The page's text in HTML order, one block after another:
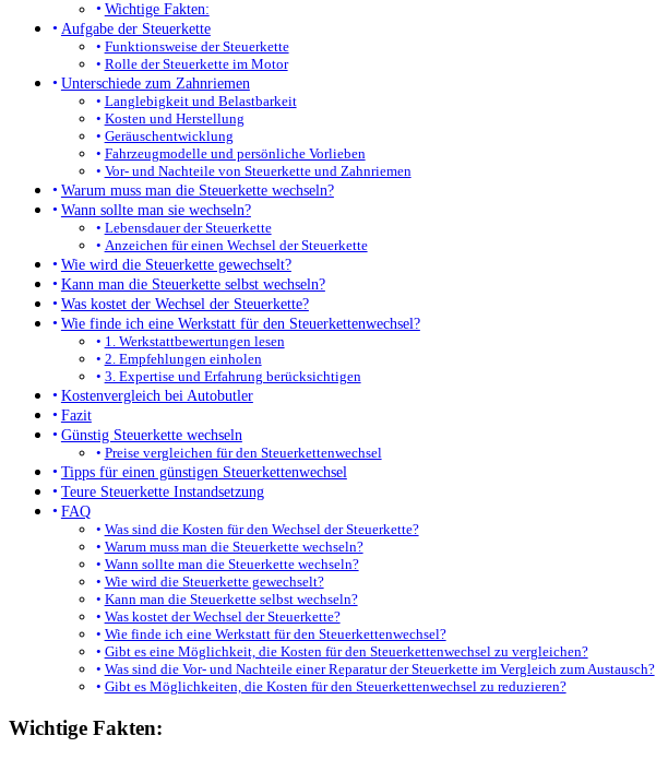
Wichtige Fakten:
Aufgabe der Steuerkette
Funktionsweise der Steuerkette
Rolle der Steuerkette im Motor
Unterschiede zum Zahnriemen
Langlebigkeit und Belastbarkeit
Kosten und Herstellung
Geräuschentwicklung
Fahrzeugmodelle und persönliche Vorlieben
Vor- und Nachteile von Steuerkette und Zahnriemen
Warum muss man die Steuerkette wechseln?
Wann sollte man sie wechseln?
Lebensdauer der Steuerkette
Anzeichen für einen Wechsel der Steuerkette
Wie wird die Steuerkette gewechselt?
Kann man die Steuerkette selbst wechseln?
Was kostet der Wechsel der Steuerkette?
Wie finde ich eine Werkstatt für den Steuerkettenwechsel?
1. Werkstattbewertungen lesen
2. Empfehlungen einholen
3. Expertise und Erfahrung berücksichtigen
Kostenvergleich bei Autobutler
Fazit
Günstig Steuerkette wechseln
Preise vergleichen für den Steuerkettenwechsel
Tipps für einen günstigen Steuerkettenwechsel
Teure Steuerkette Instandsetzung
FAQ
Was sind die Kosten für den Wechsel der Steuerkette?
Warum muss man die Steuerkette wechseln?
Wann sollte man die Steuerkette wechseln?
Wie wird die Steuerkette gewechselt?
Kann man die Steuerkette selbst wechseln?
Was kostet der Wechsel der Steuerkette?
Wie finde ich eine Werkstatt für den Steuerkettenwechsel?
Gibt es eine Möglichkeit, die Kosten für den Steuerkettenwechsel zu vergleichen?
Was sind die Vor- und Nachteile einer Reparatur der Steuerkette im Vergleich zum Austausch?
Gibt es Möglichkeiten, die Kosten für den Steuerkettenwechsel zu reduzieren?
Wichtige Fakten: